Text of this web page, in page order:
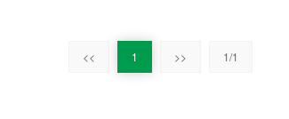
<< 1 >> 1/1